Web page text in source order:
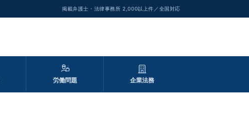
掲載弁護士・法律事務所 2,000以上件／全国対応
労働問題 企業法務